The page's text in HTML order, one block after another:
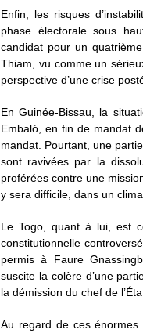
Enfin, les risques
phase électorale sous
candidat pour un
Thiam, vu comme un
perspective d’une crise
En Guinée-Bissau, la
Embaló, en fin de mandat
mandat. Pourtant, une
sont ravivées par la
proférées contre une
y sera difficile, dans un
Le Togo, quant à lui, est
constitutionnelle
permis à Faure
suscite la colère d’une
la démission du chef de
Au regard de ces énormes